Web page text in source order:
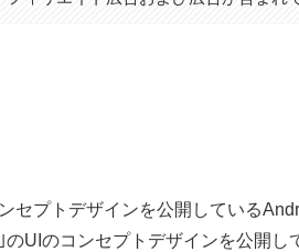
セプトデザインを公開している
のUIのコンセプトデザインを公開し